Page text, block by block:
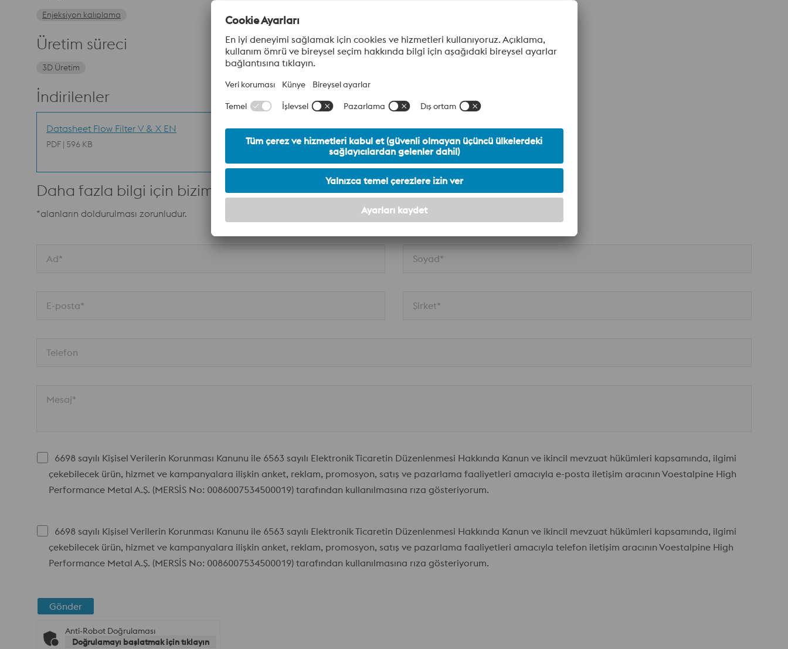
Enjeksiyon kalıplama
Üretim süreci
3D Üretim
İndirilenler
Datasheet Flow Filter V & X EN
PDF | 596 KB
Daha fazla bilgi için bizimle iletişime geçin
*alanların doldurulması zorunludur.
Ad* Soyad*
E-posta* Şirket*
Telefon
Mesaj*
6698 sayılı Kişisel Verilerin Korunması Kanunu ile 6563 sayılı Elektronik Ticaretin Düzenlenmesi Hakkında Kanun ve ikincil mevzuat hükümleri kapsamında, ilgimi
çekebilecek ürün, hizmet ve kampanyalara ilişkin anket, reklam, promosyon, satış ve pazarlama faaliyetleri amacıyla e-posta iletişim aracının Voestalpine High
Performance Metal A.Ş. (MERSİS No: 0086007534500019) tarafından kullanılmasına rıza gösteriyorum.
6698 sayılı Kişisel Verilerin Korunması Kanunu ile 6563 sayılı Elektronik Ticaretin Düzenlenmesi Hakkında Kanun ve ikincil mevzuat hükümleri kapsamında, ilgimi
çekebilecek ürün, hizmet ve kampanyalara ilişkin anket, reklam, promosyon, satış ve pazarlama faaliyetleri amacıyla telefon iletişim aracının Voestalpine High
Performance Metal A.Ş. (MERSİS No: 0086007534500019) tarafından kullanılmasına rıza gösteriyorum.
Gönder
Anti-Robot Doğrulaması
Doğrulamayı başlatmak için tıklayın